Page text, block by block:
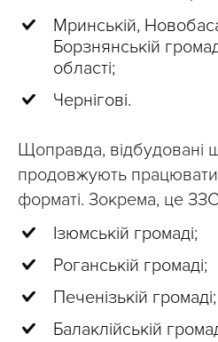
Мринській,
Борзнянській
області;
Чернігові.
Щоправда, відбудовані
продовжують
форматі. Зокрема, це
Ізюмській громаді;
Роганській громаді;
Печенізькій громаді;
Балаклійській